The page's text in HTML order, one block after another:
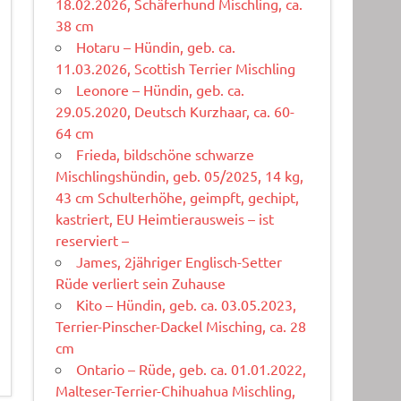
18.02.2026, Schäferhund Mischling, ca.
38 cm
Hotaru – Hündin, geb. ca.
11.03.2026, Scottish Terrier Mischling
Leonore – Hündin, geb. ca.
29.05.2020, Deutsch Kurzhaar, ca. 60-
64 cm
Frieda, bildschöne schwarze
Mischlingshündin, geb. 05/2025, 14 kg,
43 cm Schulterhöhe, geimpft, gechipt,
kastriert, EU Heimtierausweis – ist
reserviert –
James, 2jähriger Englisch-Setter
Rüde verliert sein Zuhause
Kito – Hündin, geb. ca. 03.05.2023,
Terrier-Pinscher-Dackel Misching, ca. 28
cm
Ontario – Rüde, geb. ca. 01.01.2022,
Malteser-Terrier-Chihuahua Mischling,